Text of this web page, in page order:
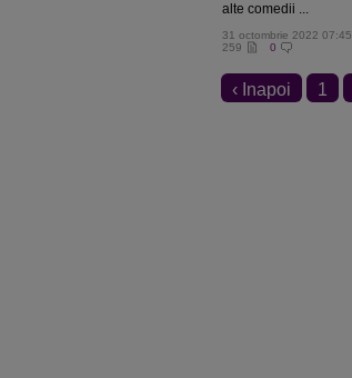
alte comedii ...
31 octombrie 2022 07:45
259
0
‹ Inapoi 1